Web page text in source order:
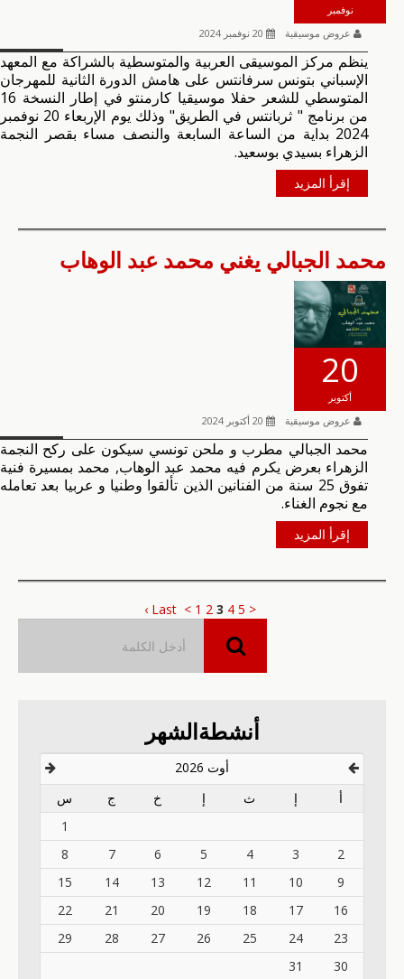
نوفمبر
عروض موسيقية
ينظم مركز الموسيقى العربية والمتوسطية بالشراكة مع المعهد
الإسباني بتونس سرفانتس على هامش الدورة الثانية للمهرجان
المتوسطي للشعر حفلا موسيقيا كارمنتو في إطار النسخة 16
من برنامج " ثربانتس في الطريق" وذلك يوم الإربعاء 20 نوفمبر
2024 بداية من الساعة السابعة والنصف مساء بقصر النجمة
الزهراء بسيدي بوسعيد.
إقرأ المزيد
محمد الجبالي يغني محمد عبد الوهاب
20
أكتوبر
عروض موسيقية
محمد الجبالي مطرب و ملحن تونسي سيكون على ركح النجمة
الزهراء بعرض يكرم فيه محمد عبد الوهاب, محمد بمسيرة فنية
تفوق 25 سنة من الفنانين الذين تألقوا وطنيا و عربيا بعد تعامله
مع نجوم الغناء.
إقرأ المزيد
<
1 2 3 4 5
>
Last ›
أنشطةالشهر
أوت 2026
أ
إ ث إ خ ج
س
1
2
3
4
5
6
7
8
9
10
11
12
13
14
15
16
17
18
19
20
21
22
23
24
25
26
27
28
29
30
31